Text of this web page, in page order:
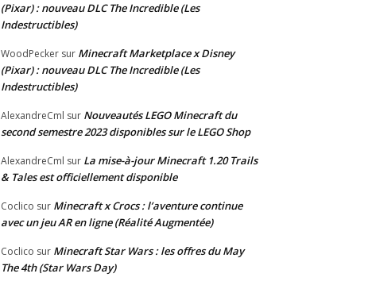
(Pixar) : nouveau DLC The Incredible (Les
Indestructibles)
WoodPecker sur Minecraft Marketplace x Disney
(Pixar) : nouveau DLC The Incredible (Les
Indestructibles)
AlexandreCml sur Nouveautés LEGO Minecraft du
second semestre 2023 disponibles sur le LEGO Shop
AlexandreCml sur La mise-à-jour Minecraft 1.20 Trails
& Tales est officiellement disponible
Coclico sur Minecraft x Crocs : l’aventure continue
avec un jeu AR en ligne (Réalité Augmentée)
Coclico sur Minecraft Star Wars : les offres du May
The 4th (Star Wars Day)